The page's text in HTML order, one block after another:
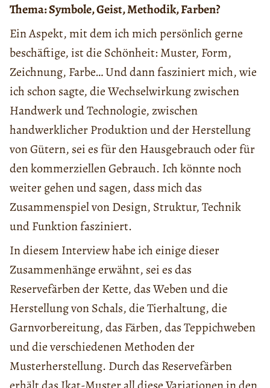
Thema: Symbole, Geist, Methodik, Farben?
Ein Aspekt, mit dem ich mich persönlich gerne
beschäftige, ist die Schönheit: Muster, Form,
Zeichnung, Farbe… Und dann fasziniert mich, wie
ich schon sagte, die Wechselwirkung zwischen
Handwerk und Technologie, zwischen
handwerklicher Produktion und der Herstellung
von Gütern, sei es für den Hausgebrauch oder für
den kommerziellen Gebrauch. Ich könnte noch
weiter gehen und sagen, dass mich das
Zusammenspiel von Design, Struktur, Technik
und Funktion fasziniert.
In diesem Interview habe ich einige dieser
Zusammenhänge erwähnt, sei es das
Reservefärben der Kette, das Weben und die
Herstellung von Schals, die Tierhaltung, die
Garnvorbereitung, das Färben, das Teppichweben
und die verschiedenen Methoden der
Musterherstellung. Durch das Reservefärben